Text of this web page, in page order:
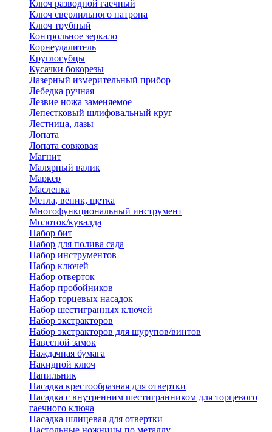
Ключ разводной гаечный
Ключ сверлильного патрона
Ключ трубный
Контрольное зеркало
Корнеудалитель
Круглогубцы
Кусачки бокорезы
Лазерный измерительный прибор
Лебедка ручная
Лезвие ножа заменяемое
Лепестковый шлифовальный круг
Лестница, лазы
Лопата
Лопата совковая
Магнит
Малярный валик
Маркер
Масленка
Метла, веник, щетка
Многофункциональный инструмент
Молоток/кувалда
Набор бит
Набор для полива сада
Набор инструментов
Набор ключей
Набор отверток
Набор пробойников
Набор торцевых насадок
Набор шестигранных ключей
Набор экстракторов
Набор экстракторов для шурупов/винтов
Навесной замок
Наждачная бумага
Накидной ключ
Напильник
Насадка крестообразная для отвертки
Насадка с внутренним шестигранником для торцевого
гаечного ключа
Насадка шлицевая для отвертки
Настольные ножницы по металлу